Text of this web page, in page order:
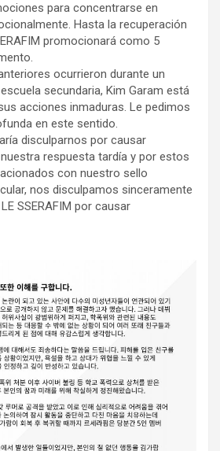
para concentrarse en
Hasta la recuperación
promocionará como 5
ocurrieron durante un
secundaria, Kim Garam está
acciones inmaduras. Le pedimos
en este sentido.
disculparnos por causar
respuesta tardía y por estos
con nuestro sello
nos disculpamos sinceramente
SSERAFIM por causar